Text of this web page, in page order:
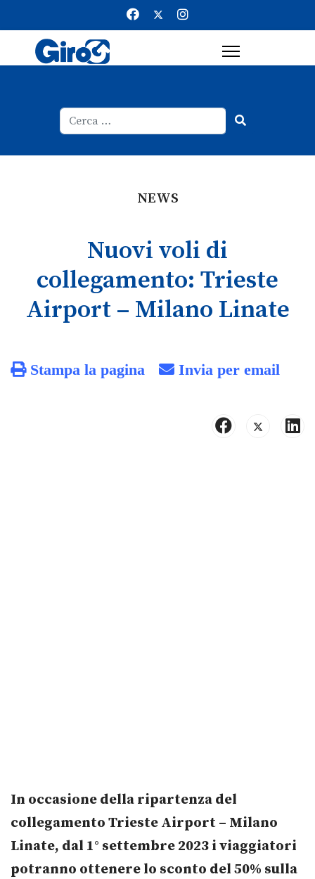
NEWS
Nuovi voli di
collegamento: Trieste
Airport – Milano Linate
Stampa la pagina Invia per email
In occasione della ripartenza del
collegamento Trieste Airport – Milano
Linate, dal 1° settembre 2023 i viaggiatori
potranno ottenere lo sconto del 50% sulla